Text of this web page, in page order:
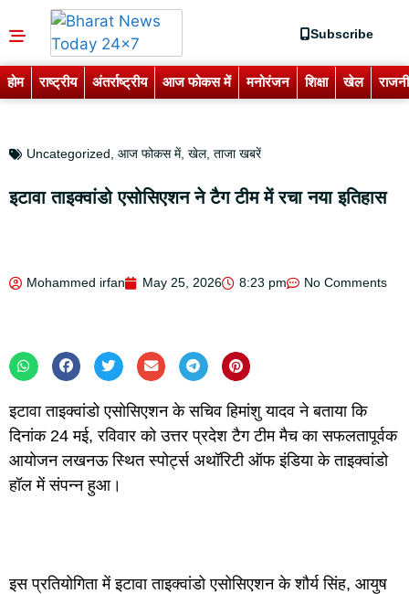
Subscribe
होम राष्ट्रीय अंतर्राष्ट्रीय आज फोकस में मनोरंजन शिक्षा खेल
Uncategorized आज फोकस में, खेल, ताजा खबरें
इटावा ताइक्वांडो एसोसिएशन ने टैग टीम में रचा नया इतिहास
Mohammed irfan May 25, 2026 8:23 pm No Comments
इटावा ताइक्वांडो एसोसिएशन के सचिव हिमांशु यादव ने बताया कि
दिनांक 24 मई, रविवार को उत्तर प्रदेश टैग टीम मैच का सफलतापूर्वक
आयोजन लखनऊ स्थित स्पोर्ट्स अथॉरिटी ऑफ इंडिया के ताइक्वांडो
हॉल में संपन्न हुआ।
इस प्रतियोगिता में इटावा ताइक्वांडो एसोसिएशन के शौर्य सिंह, आयुष